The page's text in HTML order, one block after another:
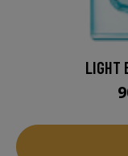
LIGHT